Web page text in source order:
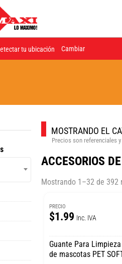
tu ubicación Cambiar
MOSTRANDO EL
Precios son referenciales
ACCESORIOS
Mostrando 1–32 de 392
PRECIO
$1.99 Inc. IVA
Guante Para
de mascotas PET